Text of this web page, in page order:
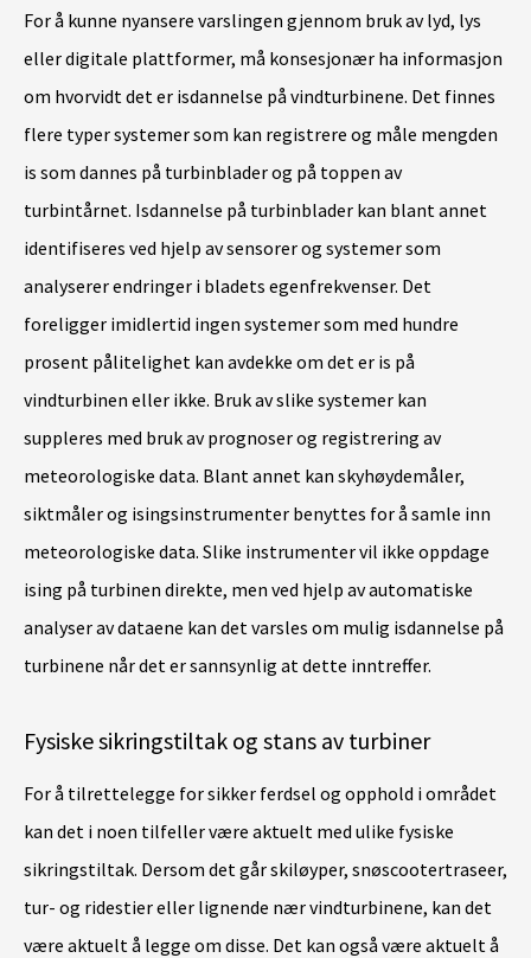
For å kunne nyansere varslingen gjennom bruk av lyd, lys
eller digitale plattformer, må konsesjonær ha informasjon
om hvorvidt det er isdannelse på vindturbinene. Det finnes
flere typer systemer som kan registrere og måle mengden
is som dannes på turbinblader og på toppen av
turbintårnet. Isdannelse på turbinblader kan blant annet
identifiseres ved hjelp av sensorer og systemer som
analyserer endringer i bladets egenfrekvenser. Det
foreligger imidlertid ingen systemer som med hundre
prosent pålitelighet kan avdekke om det er is på
vindturbinen eller ikke. Bruk av slike systemer kan
suppleres med bruk av prognoser og registrering av
meteorologiske data. Blant annet kan skyhøydemåler,
siktmåler og isingsinstrumenter benyttes for å samle inn
meteorologiske data. Slike instrumenter vil ikke oppdage
ising på turbinen direkte, men ved hjelp av automatiske
analyser av dataene kan det varsles om mulig isdannelse på
turbinene når det er sannsynlig at dette inntreffer.
Fysiske sikringstiltak og stans av turbiner
For å tilrettelegge for sikker ferdsel og opphold i området
kan det i noen tilfeller være aktuelt med ulike fysiske
sikringstiltak. Dersom det går skiløyper, snøscootertraseer,
tur- og ridestier eller lignende nær vindturbinene, kan det
være aktuelt å legge om disse. Det kan også være aktuelt å